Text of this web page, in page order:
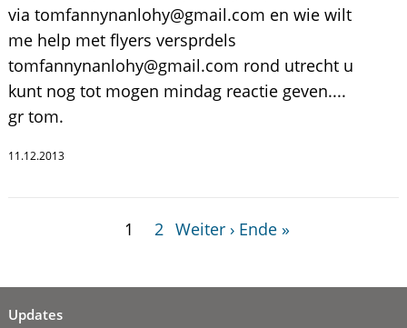
via tomfannynanlohy@gmail.com en wie wilt
me help met flyers versprdels
tomfannynanlohy@gmail.com rond utrecht u
kunt nog tot mogen mindag reactie geven....
gr tom.
11.12.2013
1 2 Weiter › Ende »
Updates